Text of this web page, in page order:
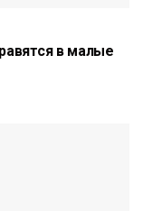
в малые